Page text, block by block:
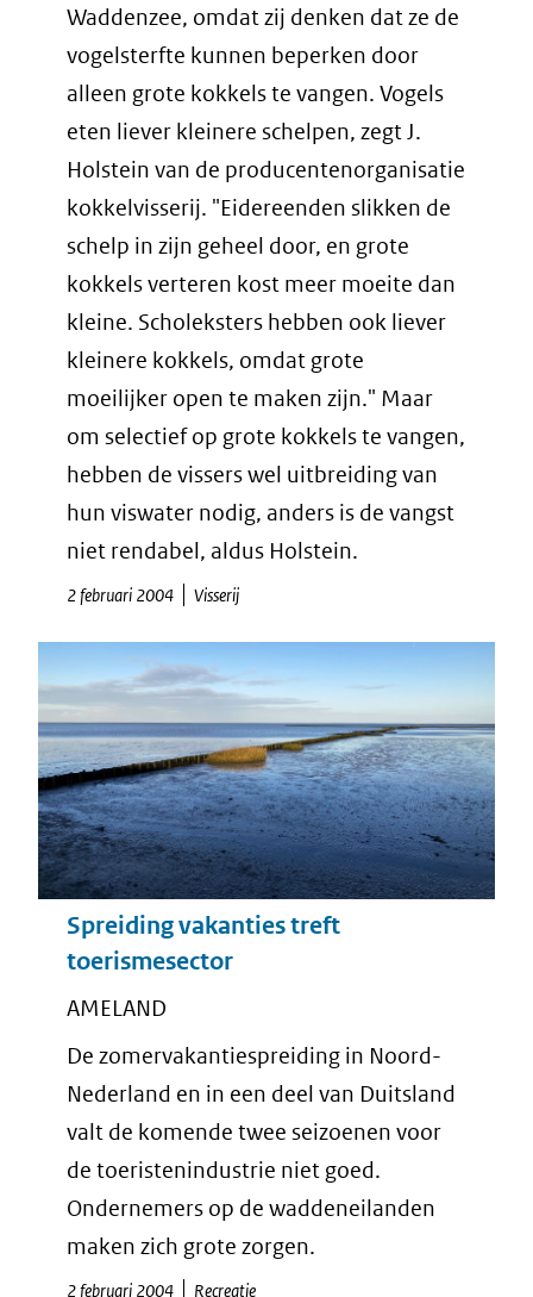
Waddenzee, omdat zij denken dat ze de
vogelsterfte kunnen beperken door
alleen grote kokkels te vangen. Vogels
eten liever kleinere schelpen, zegt J.
Holstein van de producentenorganisatie
kokkelvisserij. "Eidereenden slikken de
schelp in zijn geheel door, en grote
kokkels verteren kost meer moeite dan
kleine. Scholeksters hebben ook liever
kleinere kokkels, omdat grote
moeilijker open te maken zijn." Maar
om selectief op grote kokkels te vangen,
hebben de vissers wel uitbreiding van
hun viswater nodig, anders is de vangst
niet rendabel, aldus Holstein.
2 februari 2004 Visserij
Spreiding vakanties treft
toerismesector
AMELAND
De zomervakantiespreiding in Noord-
Nederland en in een deel van Duitsland
valt de komende twee seizoenen voor
de toeristenindustrie niet goed.
Ondernemers op de waddeneilanden
maken zich grote zorgen.
2 februari 2004 Recreatie